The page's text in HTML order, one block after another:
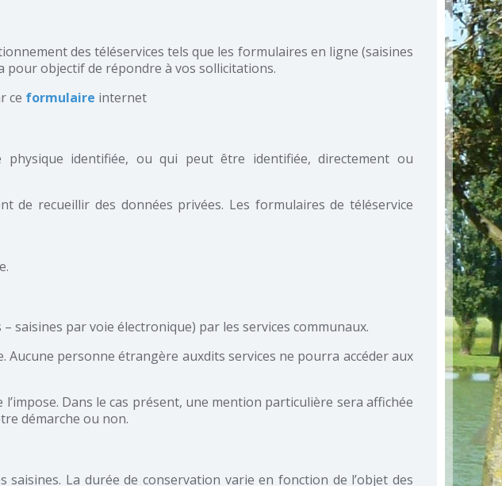
des téléservices tels que les formulaires en ligne (saisines
pour objectif de répondre à vos sollicitations.
ce formulaire internet
identifiée, ou qui peut être identifiée, directement ou
de recueillir des données privées. Les formulaires de téléservice
saisines par voie électronique) par les services communaux.
personne étrangère auxdits services ne pourra accéder aux
Dans le cas présent, une mention particulière sera affichée
démarche ou non.
La durée de conservation varie en fonction de l’objet des